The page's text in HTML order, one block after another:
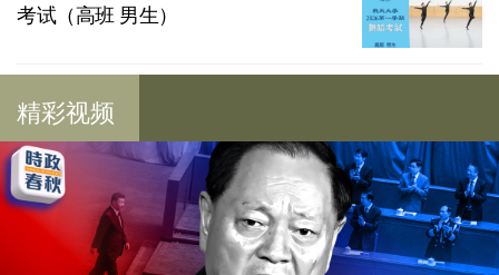
考试（高班 男生）
精彩视频